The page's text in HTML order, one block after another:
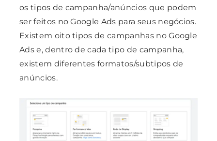
os tipos de campanha/anúncios que podem
ser feitos no Google Ads para seus negócios.
Existem oito tipos de campanhas no Google
Ads e, dentro de cada tipo de campanha,
existem diferentes formatos/subtipos de
anúncios.